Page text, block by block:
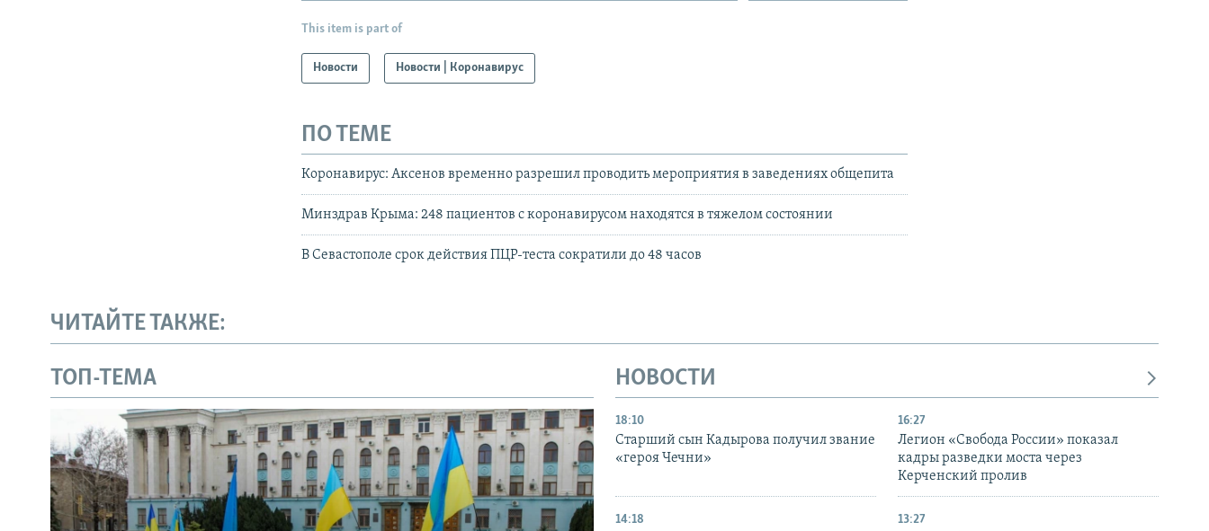
This item is part of
Новости Новости | Коронавирус
ПО ТЕМЕ
Коронавирус: Аксенов временно разрешил проводить мероприятия в заведениях общепита
Минздрав Крыма: 248 пациентов с коронавирусом находятся в тяжелом состоянии
В Севастополе срок действия ПЦР-теста сократили до 48 часов
ЧИТАЙТЕ ТАКЖЕ:
ТОП-ТЕМА НОВОСТИ
18:10
Старший сын Кадырова получил звание
«героя Чечни»
16:27
Легион «Свобода России» показал
кадры разведки моста через
Керченский пролив
14:18 13:27